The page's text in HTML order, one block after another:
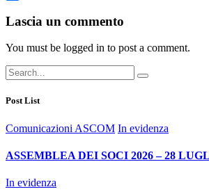
Lascia un commento
You must be logged in to post a comment.
Post List
Comunicazioni ASCOM In evidenza
ASSEMBLEA DEI SOCI 2026 – 28
In evidenza